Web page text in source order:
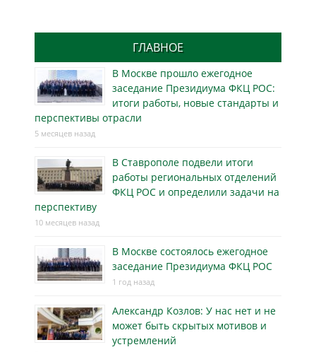
ГЛАВНОЕ
В Москве прошло ежегодное
заседание Президиума ФКЦ РОС:
итоги работы, новые стандарты и
перспективы отрасли
5 месяцев назад
В Ставрополе подвели итоги
работы региональных отделений
ФКЦ РОС и определили задачи на
перспективу
10 месяцев назад
В Москве состоялось ежегодное
заседание Президиума ФКЦ РОС
1 год назад
Александр Козлов: У нас нет и не
может быть скрытых мотивов и
устремлений